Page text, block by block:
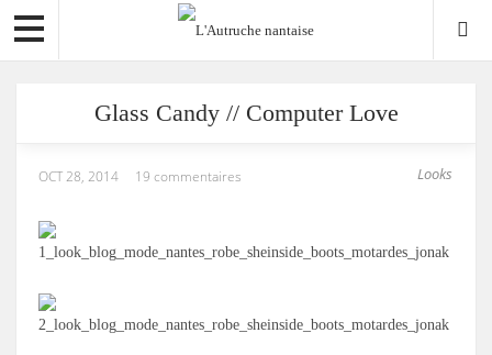
Glass Candy // Computer Love
Looks
OCT 28, 2014 19 commentaires